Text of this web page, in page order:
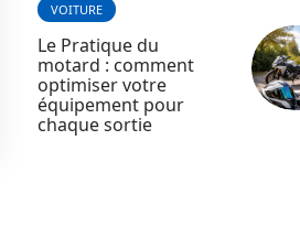
VOITURE
Le Pratique du
motard : comment
optimiser votre
équipement pour
chaque sortie